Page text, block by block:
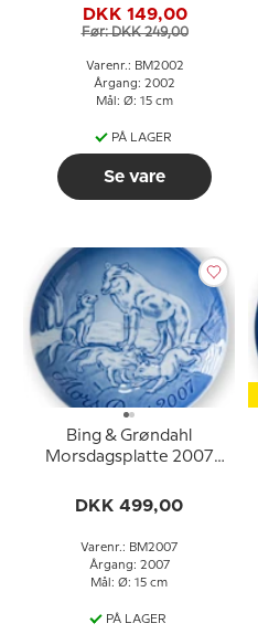
DKK 149,00
Før: DKK 249,00
Varenr.: BM2002
Årgang: 2002
Mål: Ø: 15 cm
PÅ LAGER
Se vare
Bing & Grøndahl
Morsdagsplatte 2007
DKK 499,00
Varenr.: BM2007
Årgang: 2007
Mål: Ø: 15 cm
PÅ LAGER